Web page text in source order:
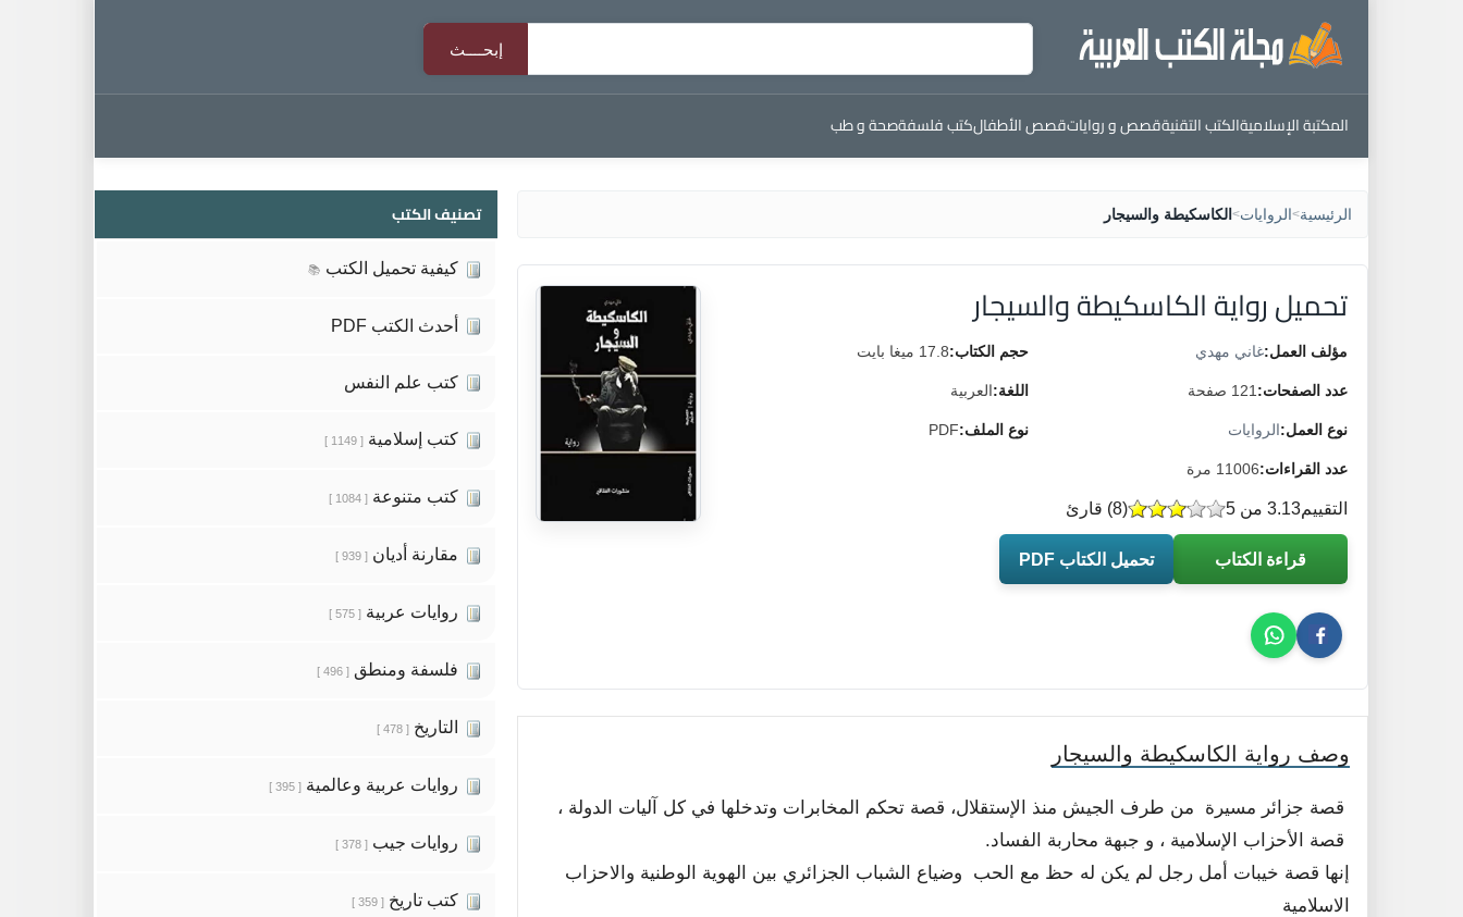
المكتبة الإسلاميةالكتب التقنيةقصص و رواياتقصص الأطفالكتب فلسفةصحة و طب
الرئيسية>الروايات> الكاسكيطة والسيجار
تحميل رواية الكاسكيطة والسيجار
مؤلف العمل:غاني مهدي حجم الكتاب:17.8 ميغا بايت
عدد الصفحات: 121 صفحة اللغة:العربية
نوع العمل:الروايات نوع الملف:PDF
عدد القراءات:11006 مرة
التقييم (
8) قارئ 3.13 من 5
قراءة الكتاب تحميل الكتاب PDF
وصف رواية الكاسكيطة والسيجار
قصة جزائر مسيرة من طرف الجيش منذ الإستقلال، قصة تحكم المخابرات وتدخلها في كل آليات الدولة ،
قصة الأحزاب الإسلامية ، و جبهة محاربة الفساد.
إنها قصة خيبات أمل رجل لم يكن له حظ مع الحب وضياع الشباب الجزائري بين الهوية الوطنية والاحزاب
الاسلامية
تصنيف الكتب
كيفية تحميل الكتب 📚
أحدث الكتب PDF
كتب علم النفس
كتب إسلامية [ 1149 ]
كتب متنوعة [ 1084 ]
مقارنة أديان [ 939 ]
روايات عربية [ 575 ]
فلسفة ومنطق [ 496 ]
التاريخ [ 478 ]
روايات عربية وعالمية [ 395 ]
روايات جيب [ 378 ]
كتب تاريخ [ 359 ]